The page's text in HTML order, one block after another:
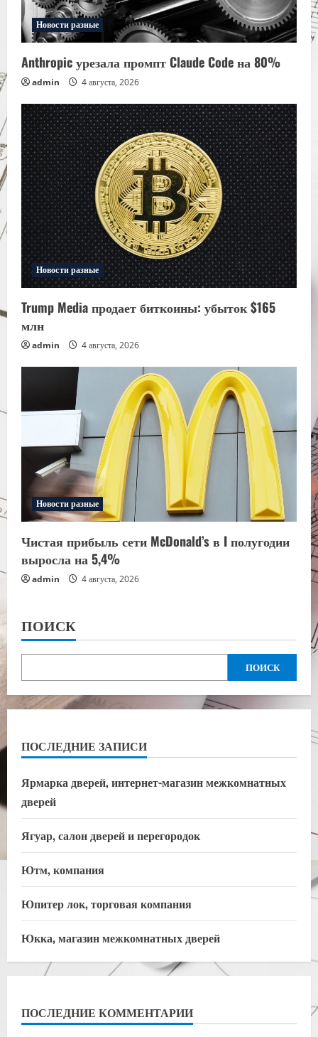
Новости разные
Anthropic урезала промпт Claude Code на 80%
admin 4 августа, 2026
Новости разные
Trump Media продает биткоины: убыток $165
млн
admin 4 августа, 2026
Новости разные
Чистая прибыль сети McDonald’s в I полугодии
выросла на 5,4%
admin 4 августа, 2026
ПОИСК
ПОИСК
ПОСЛЕДНИЕ ЗАПИСИ
Ярмарка дверей, интернет-магазин межкомнатных
дверей
Ягуар, салон дверей и перегородок
Ютм, компания
Юпитер лок, торговая компания
Юкка, магазин межкомнатных дверей
ПОСЛЕДНИЕ КОММЕНТАРИИ